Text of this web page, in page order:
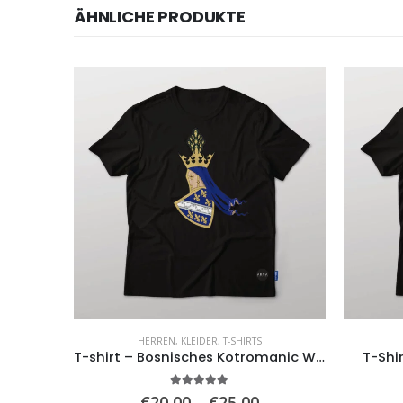
ÄHNLICHE PRODUKTE
HERREN, KLEIDER, T-SHIRTS
T-shirt – Bosnisches Kotromanic Wappen T-